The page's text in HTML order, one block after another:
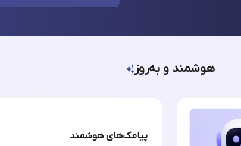
هوشمند و به‌روز
پیامک‌های هوشمند